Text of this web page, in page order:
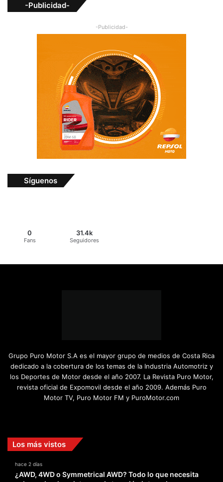
-Publicidad-
-Publicidad-
Síguenos
0
Fans
31.4k
Seguidores
Grupo Puro Motor S.A es el mayor grupo de medios de Costa Rica
dedicado a la cobertura de los temas de la Industria Automotriz y
los Deportes de Motor desde el año 2007. La Revista Puro Motor,
revista oficial de Expomovil desde el año 2009. Además Puro
Motor TV, Puro Motor FM y PuroMotor.com
Los más vistos
hace 2 días
¿AWD, 4WD o Symmetrical AWD? Todo lo que necesita